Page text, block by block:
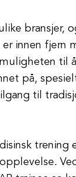
bransjer,
innen fjern
til å
på,
til
trening